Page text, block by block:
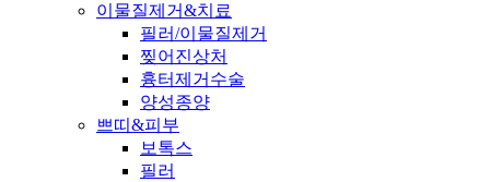
이물질제거&치료
필러/이물질제거
찢어진상처
흉터제거수술
양성종양
쁘띠&피부
보톡스
필러